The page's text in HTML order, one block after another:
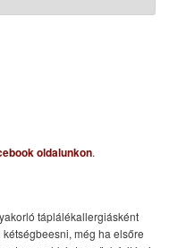
oldalunkon.
táplálékallergiásként
még ha elsőre